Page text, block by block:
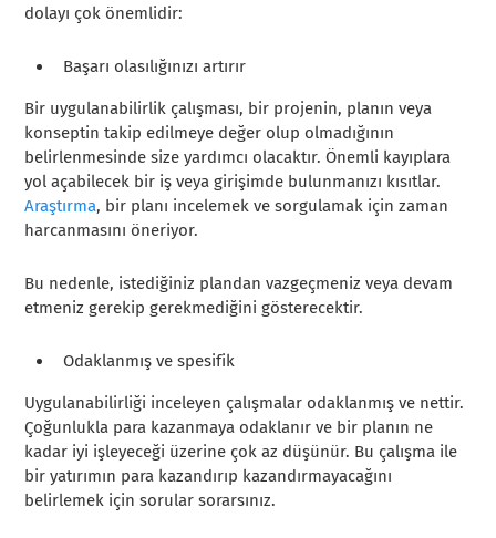
dolayı çok önemlidir:
Başarı olasılığınızı artırır
Bir uygulanabilirlik çalışması, bir projenin, planın veya
konseptin takip edilmeye değer olup olmadığının
belirlenmesinde size yardımcı olacaktır. Önemli kayıplara
yol açabilecek bir iş veya girişimde bulunmanızı kısıtlar.
Araştırma, bir planı incelemek ve sorgulamak için zaman
harcanmasını öneriyor.
Bu nedenle, istediğiniz plandan vazgeçmeniz veya devam
etmeniz gerekip gerekmediğini gösterecektir.
Odaklanmış ve spesifik
Uygulanabilirliği inceleyen çalışmalar odaklanmış ve nettir.
Çoğunlukla para kazanmaya odaklanır ve bir planın ne
kadar iyi işleyeceği üzerine çok az düşünür. Bu çalışma ile
bir yatırımın para kazandırıp kazandırmayacağını
belirlemek için sorular sorarsınız.